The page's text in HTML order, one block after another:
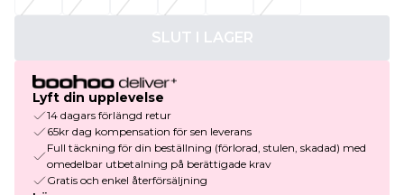
SLUT I LAGER
Lyft din upplevelse
14 dagars förlängd retur
65kr dag kompensation för sen leverans
Full täckning för din beställning (förlorad, stulen, skadad) med
omedelbar utbetalning på berättigade krav
Gratis och enkel återförsäljning